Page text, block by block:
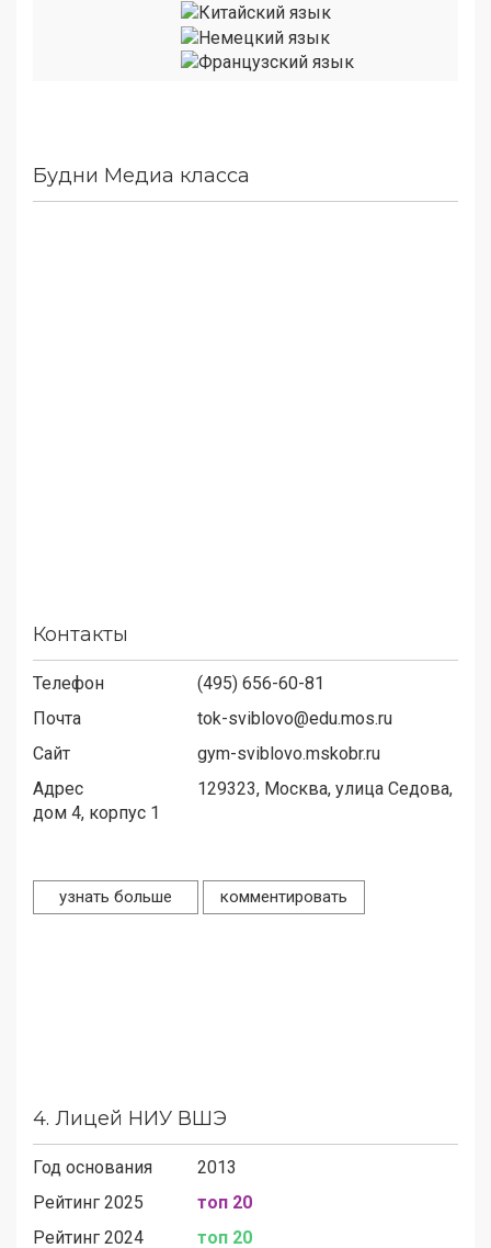
Будни Медиа класса
Контакты
Телефон
(495) 656-60-81
Почта
tok-sviblovo@edu.mos.ru
Сайт
gym-sviblovo.mskobr.ru
Адрес
129323, Москва, улица Седова,
дом 4, корпус 1
узнать больше комментировать
4. Лицей НИУ ВШЭ
Год основания
2013
Рейтинг 2025
топ 20
Рейтинг 2024
топ 20